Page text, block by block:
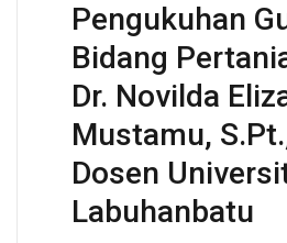
Pengukuhan
Bidang
Dr. Novilda
Mustamu,
Dosen
Labuhanbatu